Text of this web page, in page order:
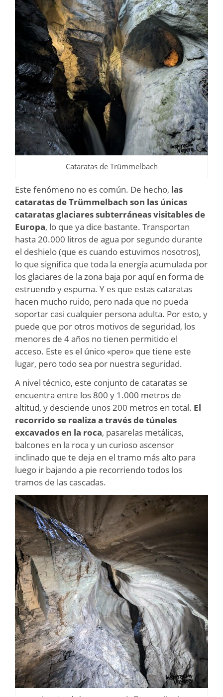
Cataratas de Trümmelbach
Este fenómeno no es común. De hecho, las
cataratas de Trümmelbach son las únicas
cataratas glaciares subterráneas visitables de
Europa, lo que ya dice bastante. Transportan
hasta 20.000 litros de agua por segundo durante
el deshielo (que es cuando estuvimos nosotros),
lo que significa que toda la energía acumulada por
los glaciares de la zona baja por aquí en forma de
estruendo y espuma. Y es que estas cataratas
hacen mucho ruido, pero nada que no pueda
soportar casi cualquier persona adulta. Por esto, y
puede que por otros motivos de seguridad, los
menores de 4 años no tienen permitido el
acceso. Este es el único «pero» que tiene este
lugar, pero todo sea por nuestra seguridad.
A nivel técnico, este conjunto de cataratas se
encuentra entre los 800 y 1.000 metros de
altitud, y desciende unos 200 metros en total. El
recorrido se realiza a través de túneles
excavados en la roca, pasarelas metálicas,
balcones en la roca y un curioso ascensor
inclinado que te deja en el tramo más alto para
luego ir bajando a pie recorriendo todos los
tramos de las cascadas.